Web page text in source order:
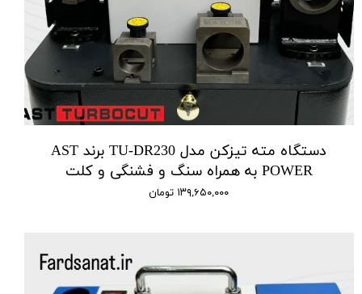
دستگاه مته تیزکن مدل TU-DR230 برند AST
POWER به همراه سنگ و فشنگی و کلت
۱۳۹,۶۵۰,۰۰۰ تومان